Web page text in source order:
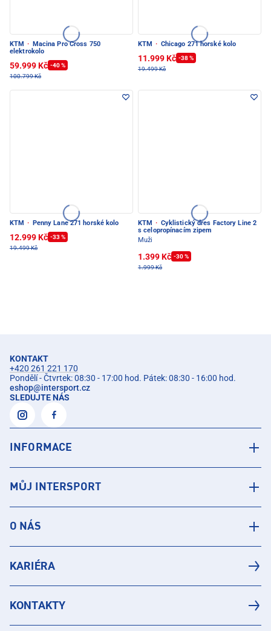
KTM ·
Macina Pro Cross 750
elektrokolo
59.999 Kč -40 %
100.799 Kč
KTM · Chicago 271 horské kolo
11.999 Kč -38 %
19.499 Kč
KTM · Penny Lane 271 horské kolo
12.999 Kč -33 %
19.499 Kč
KTM · Cyklistický dres Factory Line 2
s celopropínacím zipem
Muži
1.399 Kč -30 %
1.999 Kč
KONTAKT
+420 261 221 170
Pondělí - Čtvrtek: 08:30 - 17:00 hod. Pátek: 08:30 - 16:00 hod.
eshop@intersport.cz
SLEDUJTE NÁS
INFORMACE
MŮJ INTERSPORT
O NÁS
KARIÉRA
KONTAKTY